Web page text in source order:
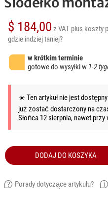
$ 184,00 z VAT plus koszty
gdzie indziej taniej?
w krótkim terminie
gotowe do wysyłki w 1-2
☀️ Ten artykuł nie jest
już zostać dostarczony na
Słońca 12 sierpnia, nawet
DODAJ DO KOSZYKA
Porady dotyczące artykułu?